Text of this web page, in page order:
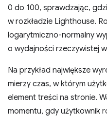
0 do 100, sprawdzając,
w rozkładzie Lighthouse.
logarytmiczno-normalny
o wydajności rzeczywistej
Na przykład największe
mierzy czas, w którym
element treści na stronie.
momentu, gdy użytkownik